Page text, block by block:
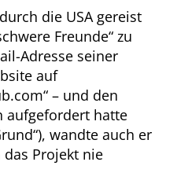
die USA gereist
Freunde zu
Adresse seiner
auf
– und den
aufgefordert hatte
), wandte auch er
Projekt nie